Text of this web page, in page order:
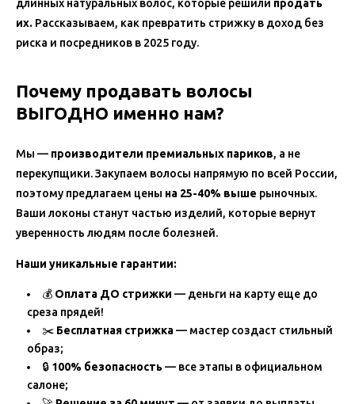
длинных натуральных волос, которые решили продать
их. Рассказываем, как превратить стрижку в доход без
риска и посредников в 2025 году.
Почему продавать волосы
ВЫГОДНО именно нам?
Мы — производители премиальных париков, а не
перекупщики. Закупаем волосы напрямую по всей России,
поэтому предлагаем цены на 25-40% выше рыночных.
Ваши локоны станут частью изделий, которые вернут
уверенность людям после болезней.
Наши уникальные гарантии:
💰 Оплата ДО стрижки — деньги на карту еще до
среза прядей!
✂️ Бесплатная стрижка— мастер создаст стильный
образ;
🔒 100% безопасность — все этапы в официальном
салоне;